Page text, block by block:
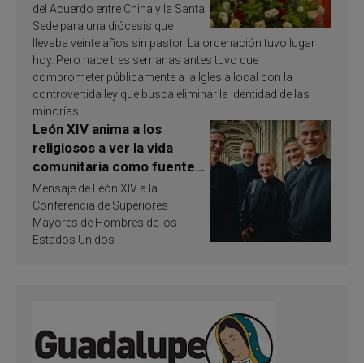
del Acuerdo entre China y la Santa
Sede para una diócesis que
llevaba veinte años sin pastor. La ordenación tuvo lugar
hoy. Pero hace tres semanas antes tuvo que
comprometer públicamente a la Iglesia local con la
controvertida ley que busca eliminar la identidad de las
minorías.
León XIV anima a los
religiosos a ver la vida
comunitaria como fuente
de inspiración y
santificación
Mensaje de León XIV a la
Conferencia de Superiores
Mayores de Hombres de los
Estados Unidos